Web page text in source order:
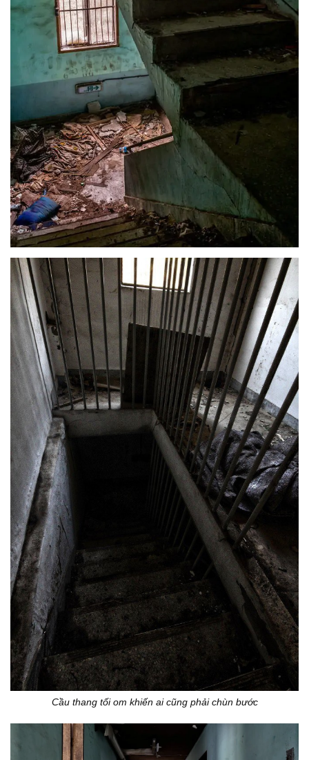
Cầu thang tối om khiến ai cũng phải chùn bước